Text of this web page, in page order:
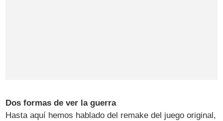
Dos formas de ver la guerra
Hasta aquí hemos hablado del remake del juego original,